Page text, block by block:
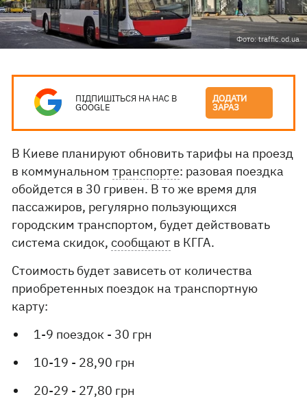
Фото: traffic.od.ua
ПІДПИШІТЬСЯ НА НАС В
GOOGLE
ДОДАТИ
ЗАРАЗ
В Киеве планируют обновить тарифы на проезд
в коммунальномтранспорте: разовая поездка
обойдется в 30 гривен. В то же время для
пассажиров, регулярно пользующихся
городским транспортом, будет действовать
система скидок,сообщают в КГГА.
Стоимость будет зависеть от количества
приобретенных поездок на транспортную
карту:
1-9 поездок - 30 грн
10-19 - 28,90 грн
20-29 - 27,80 грн